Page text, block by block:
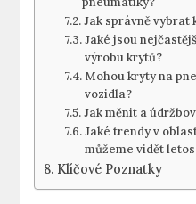
Jak správně vybrat
Jaké jsou
výrobu krytů?
Mohou kryty na
vozidla?
Jak měnit a
Jaké trendy v
můžeme vidět
Klíčové Poznatky